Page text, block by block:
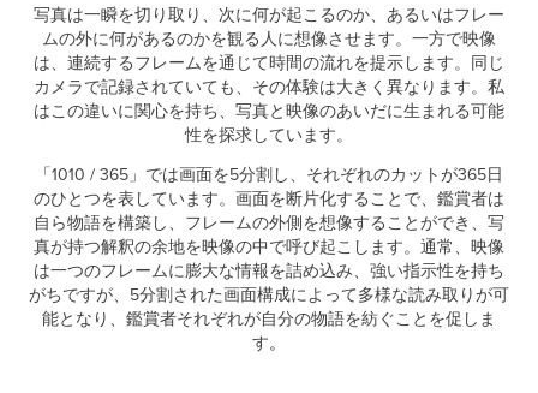
写真は一瞬を切り取り、次に何が起こるのか、あるいはフレー
ムの外に何があるのかを観る人に想像させます。一方で映像
は、連続するフレームを通じて時間の流れを提示します。同じ
カメラで記録されていても、その体験は大きく異なります。私
はこの違いに関心を持ち、写真と映像のあいだに生まれる可能
性を探求しています。
「1010 / 365」では画面を5分割し、それぞれのカットが365日
のひとつを表しています。画面を断片化することで、鑑賞者は
自ら物語を構築し、フレームの外側を想像することができ、写
真が持つ解釈の余地を映像の中で呼び起こします。通常、映像
は一つのフレームに膨大な情報を詰め込み、強い指示性を持ち
がちですが、5分割された画面構成によって多様な読み取りが可
能となり、鑑賞者それぞれが自分の物語を紡ぐことを促しま
す。